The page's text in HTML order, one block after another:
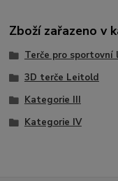
Zboží zařazeno v
Terče pro sportovní
3D terče Leitold
Kategorie III
Kategorie IV